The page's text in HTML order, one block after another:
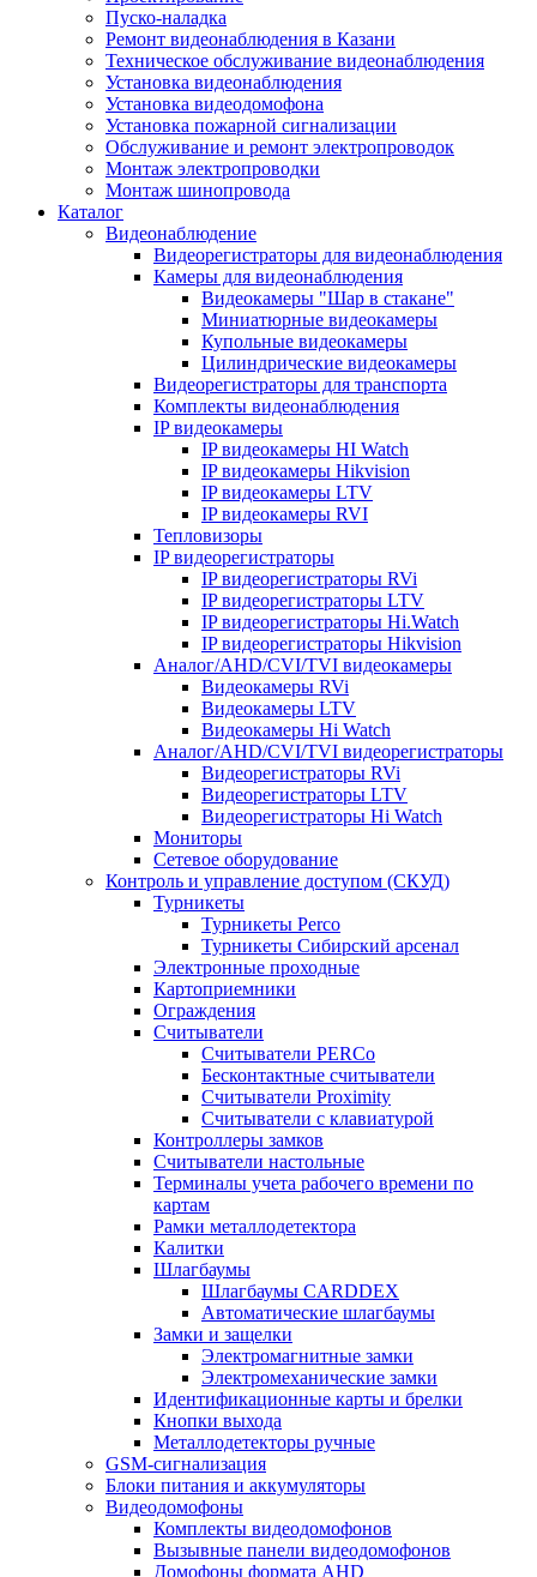
Пуско-наладка
Ремонт видеонаблюдения в Казани
Техническое обслуживание видеонаблюдения
Установка видеонаблюдения
Установка видеодомофона
Установка пожарной сигнализации
Обслуживание и ремонт электропроводок
Монтаж электропроводки
Монтаж шинопровода
Каталог
Видеонаблюдение
Видеорегистраторы для видеонаблюдения
Камеры для видеонаблюдения
Видеокамеры "Шар в стакане"
Миниатюрные видеокамеры
Купольные видеокамеры
Цилиндрические видеокамеры
Видеорегистраторы для транспорта
Комплекты видеонаблюдения
IP видеокамеры
IP видеокамеры HI Watch
IP видеокамеры Hikvision
IP видеокамеры LTV
IP видеокамеры RVI
Тепловизоры
IP видеорегистраторы
IP видеорегистраторы RVi
IP видеорегистраторы LTV
IP видеорегистраторы Hi.Watch
IP видеорегистраторы Hikvision
Аналог/AHD/CVI/TVI видеокамеры
Видеокамеры RVi
Видеокамеры LTV
Видеокамеры Hi Watch
Аналог/AHD/CVI/TVI видеорегистраторы
Видеорегистраторы RVi
Видеорегистраторы LTV
Видеорегистраторы Hi Watch
Мониторы
Сетевое оборудование
Контроль и управление доступом (СКУД)
Турникеты
Турникеты Perco
Турникеты Сибирский арсенал
Электронные проходные
Картоприемники
Ограждения
Считыватели
Считыватели PERCo
Бесконтактные считыватели
Считыватели Proximity
Считыватели с клавиатурой
Контроллеры замков
Считыватели настольные
Терминалы учета рабочего времени по
картам
Рамки металлодетектора
Калитки
Шлагбаумы
Шлагбаумы CARDDEX
Автоматические шлагбаумы
Замки и защелки
Электромагнитные замки
Электромеханические замки
Идентификационные карты и брелки
Кнопки выхода
Металлодетекторы ручные
GSM-сигнализация
Блоки питания и аккумуляторы
Видеодомофоны
Комплекты видеодомофонов
Вызывные панели видеодомофонов
Домофоны формата AHD